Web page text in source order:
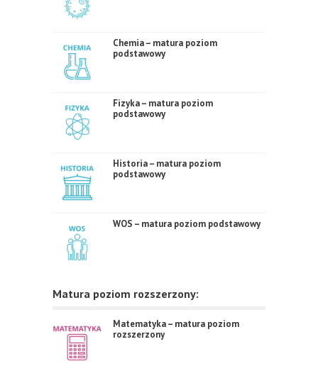
Chemia – matura poziom
podstawowy
Fizyka – matura poziom
podstawowy
Historia – matura poziom
podstawowy
WOS – matura poziom podstawowy
Matura poziom rozszerzony:
Matematyka – matura poziom
rozszerzony